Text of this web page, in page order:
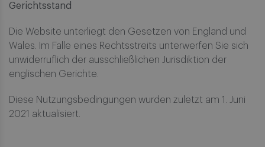
Gerichtsstand
Die Website unterliegt den Gesetzen von England und
Wales. Im Falle eines Rechtsstreits unterwerfen Sie sich
unwiderruflich der ausschließlichen Jurisdiktion der
englischen Gerichte.
Diese Nutzungsbedingungen wurden zuletzt am 1. Juni
2021 aktualisiert.